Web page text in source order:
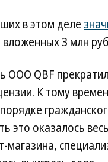
в этом деле
3 млн
ООО QBF
К тому
это оказалось
магазина,